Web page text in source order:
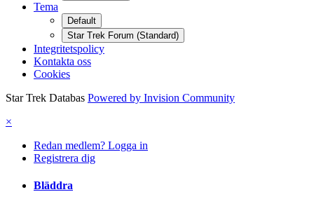
Tema
Default
Star Trek Forum (Standard)
Integritetspolicy
Kontakta oss
Cookies
Star Trek Databas Powered by Invision Community
×
Redan medlem? Logga in
Registrera dig
Bläddra